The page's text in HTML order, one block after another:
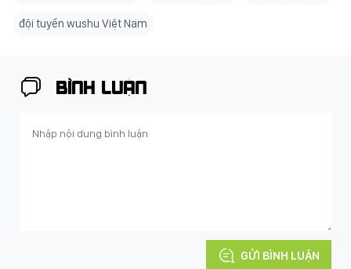
đội tuyển wushu Việt Nam
BÌNH LUẬN
GỬI BÌNH LUẬN